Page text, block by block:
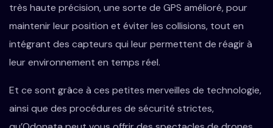
très haute précision, une sorte de GPS amélioré, pour
maintenir leur position et éviter les collisions, tout en
intégrant des capteurs qui leur permettent de réagir à
leur environnement en temps réel.
Et ce sont grâce à ces petites merveilles de technologie,
ainsi que des procédures de sécurité strictes,